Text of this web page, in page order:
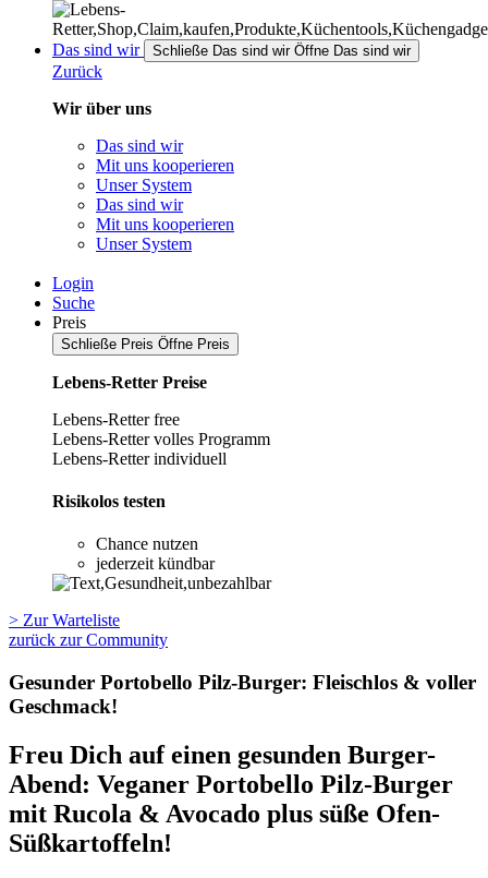
Das sind wir Schließe Das sind wir Öffne Das sind wir
Zurück
Wir über uns
Das sind wir
Mit uns kooperieren
Unser System
Das sind wir
Mit uns kooperieren
Unser System
Login
Suche
Preis
Schließe Preis Öffne Preis
Lebens-Retter Preise
Lebens-Retter free
Lebens-Retter volles Programm
Lebens-Retter individuell
Risikolos testen
Chance nutzen
jederzeit kündbar
> Zur Warteliste
zurück zur Community
Gesunder Portobello Pilz-Burger: Fleischlos & voller
Geschmack!
Freu Dich auf einen gesunden Burger-
Abend: Veganer Portobello Pilz-Burger
mit Rucola & Avocado plus süße Ofen-
Süßkartoffeln!